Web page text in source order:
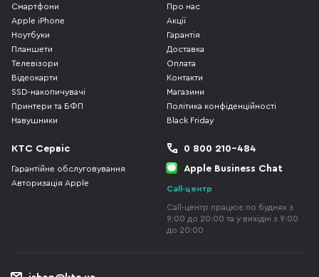
Смартфони
Apple iPhone
Ноутбуки
Планшети
Телевізори
Відеокарти
SSD-накопичувачі
Принтери та БФП
Навушники
Про нас
Акції
Гарантія
Доставка
Оплата
Контакти
Магазини
Політика конфіденційності
Black Friday
КТС Сервіс
Гарантійне обслуговування
Авторизація Apple
0 800 210-484
Apple Business Chat
Call-центр
Call-центр працює по буднях з
9:00 до 20:00 та у вихідні з 9:00
до 20:00